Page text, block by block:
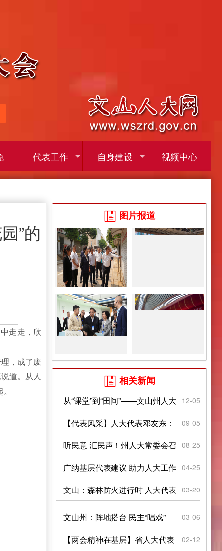
代表工作 自身建设 视频中心
”的
走走，欣
，成了废
道。从人
 图片报道
 相关新闻
从“课堂”到“田间”——文山州人大
代表履职服务平台...
12-05
【代表风采】人大代表邓友东：
让边境藤椒香飘千里
09-05
听民意 汇民声！州人大常委会召
开基层代表座谈会
08-25
广纳基层代表建议 助力人大工作
提质——州人大常委会...
04-25
文山：森林防火进行时 人大代表
展担当
03-20
文山州：阵地搭台 民主“唱戏” 03-06
【两会精神在基层】省人大代表
02-12